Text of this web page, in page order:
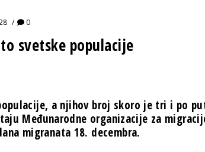
0
svetske populacije
a njihov broj skoro je tri i po
Međunarodne organizacije za
migranata 18. decembra.